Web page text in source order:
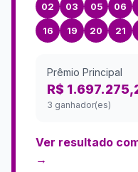
02 03 05 06
16 19 20 21
Prêmio Principal
R$
3 ganhador(es)
Ver resultado
→